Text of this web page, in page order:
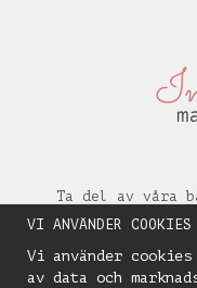
Ta del av våra
VI ANVÄNDER COOKIES
Vi använder
av data och